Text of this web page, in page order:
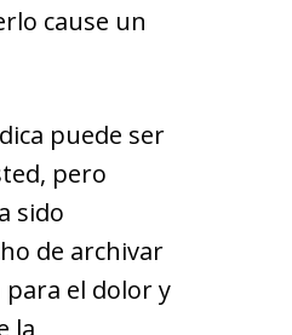
cause un
puede ser
pero
sido
de archivar
el dolor y
la